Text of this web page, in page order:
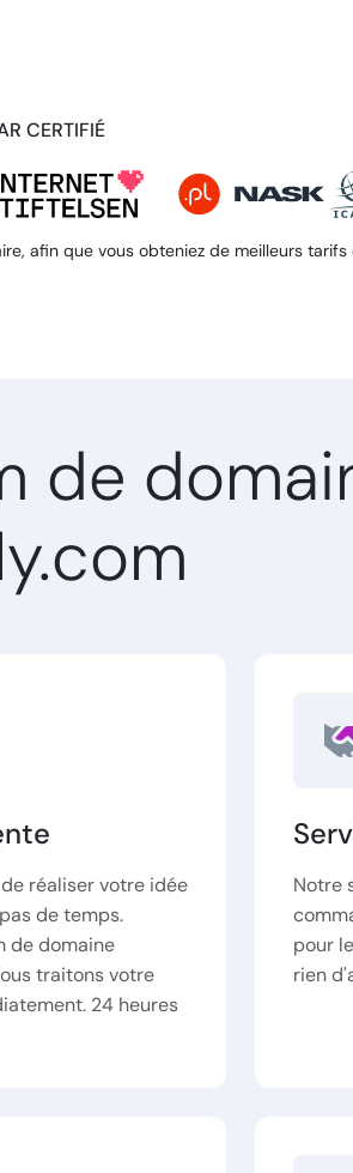
CERTIFIÉ
afin que vous obteniez de meilleurs
de
réaliser votre idée
de temps.
de domaine
traitons votre
24 heures
Notre
pour
rien